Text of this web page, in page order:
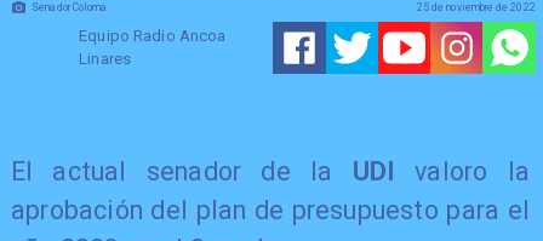
Senador Coloma
Equipo Radio Ancoa
Linares
25 de noviembre de 2022
El actual senador de la UDI valoro la
aprobación del plan de presupuesto para el